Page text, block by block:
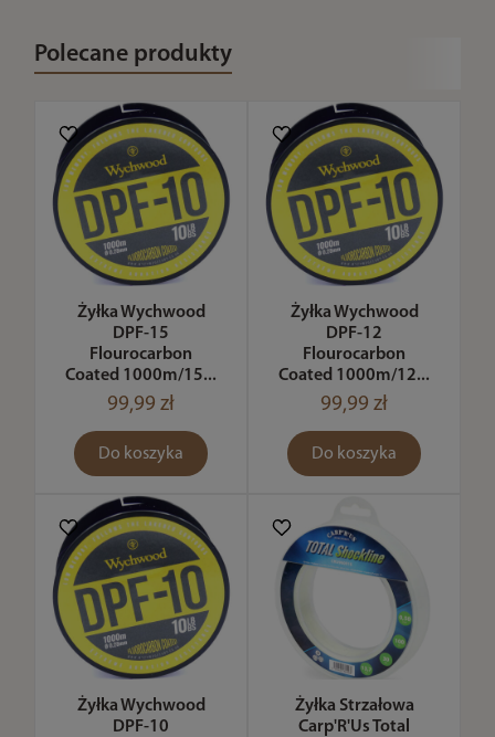
Polecane produkty
Żyłka Wychwood
DPF-15
Flourocarbon
Coated 1000m/15...
99,99 zł
Do koszyka
Żyłka Wychwood
DPF-12
Flourocarbon
Coated 1000m/12...
99,99 zł
Do koszyka
Żyłka Wychwood
DPF-10
Żyłka Strzałowa
Carp'R'Us Total